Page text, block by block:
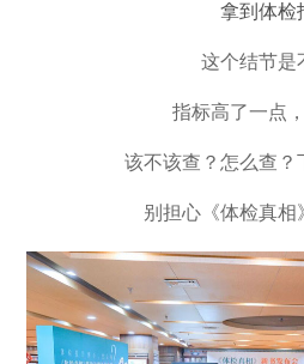
拿到体检
这个结节是
指标高了一点
该不该查？怎么查？
别担心《体检真相